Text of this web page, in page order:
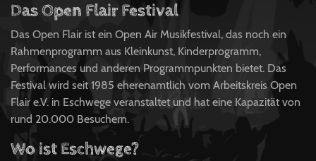
Das Open Flair Festival
Das Open Flair ist ein Open Air Musikfestival, das noch ein
Rahmenprogramm aus Kleinkunst, Kinderprogramm,
Performances und anderen Programmpunkten bietet. Das
Festival wird seit 1985 eherenamtlich vom Arbeitskreis Open
Flair e.V. in Eschwege veranstaltet und hat eine Kapazität von
rund 20.000 Besuchern.
Wo ist Eschwege?